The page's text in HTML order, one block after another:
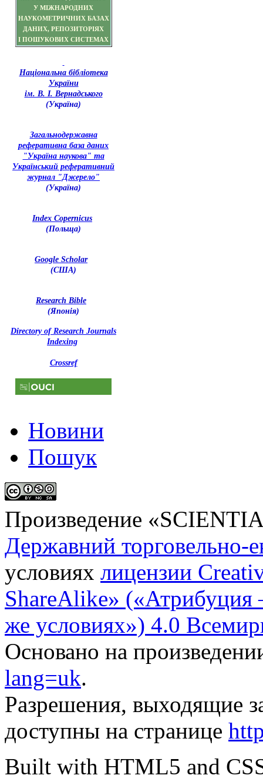
У МІЖНАРОДНИХ
НАУКОМЕТРИЧНИХ БАЗАХ
ДАНИХ, РЕПОЗИТОРІЯХ
І ПОШУКОВИХ СИСТЕМАХ
Національна бібліотека
України
ім. В. І. Вернадського
(Україна)
Загальнодержавна
реферативна база даних
"Україна наукова" та
Український реферативний
журнал "Джерело"
(Україна)
Index Copernicus
(Польща)
Google Scholar
(США)
Research Bible
(Японія)
Directory of Research Journals
Indexing
Crossref
Новини
Пошук
Произведение «
Державний торговельно-
условиях лицензии
ShareAlike»
же условиях») 4.0
Основано на
lang=uk.
Разрешения, выходящие
доступны на странице
Built with HTML5 and